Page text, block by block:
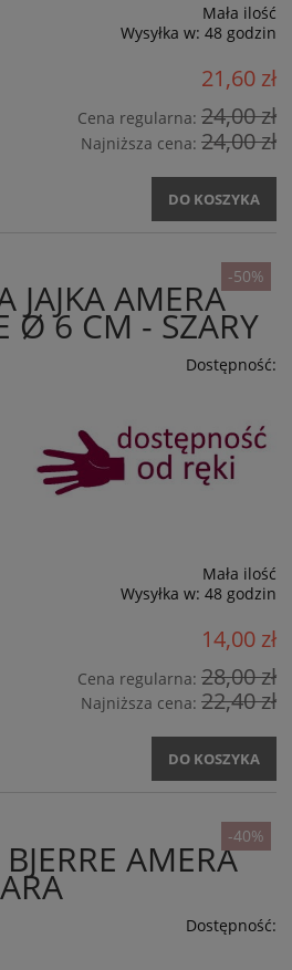
Mała ilość
Wysyłka w: 48 godzin
21,60 zł
Cena regularna: 24,00 zł
Najniższa cena: 24,00 zł
DO KOSZYKA
JAJKA AMERA
Ø 6 CM - SZARY
Dostępność:
Mała ilość
Wysyłka w: 48 godzin
14,00 zł
Cena regularna: 28,00 zł
Najniższa cena: 22,40 zł
DO KOSZYKA
-50%
AMERA
Dostępność:
-40%